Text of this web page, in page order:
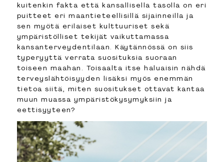
kuitenkin fakta että kansallisella tasolla on eri
puitteet eri maantieteellisillä sijainneilla ja
sen myötä erilaiset kulttuuriset sekä
ympäristölliset tekijät vaikuttamassa
kansanterveydentilaan. Käytännössä on siis
typeryyttä verrata suosituksia suoraan
toiseen maahan. Toisaalta itse haluaisin nähdä
terveyslähtöisyyden lisäksi myös enemmän
tietoa siitä, miten suositukset ottavat kantaa
muun muassa ympäristökysymyksiin ja
eettisyyteen?